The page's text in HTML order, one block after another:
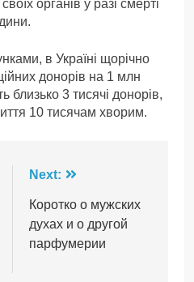
органів у разі смерті
в Україні щорічно
донорів на 1 млн
близько 3 тисячі донорів,
10 тисячам хворим.
Next:
Коротко о мужских
духах и о другой
парфумерии